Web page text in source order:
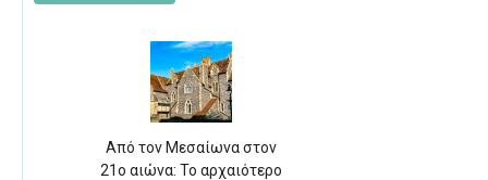
Από τον Μεσαίωνα στον
21ο αιώνα: Το αρχαιότερο